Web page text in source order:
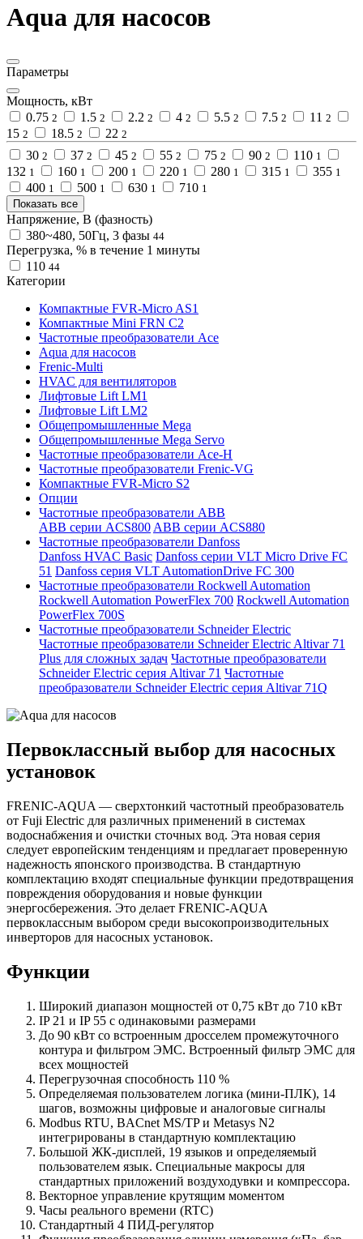
Aqua для насосов
Параметры
Мощность, кВт
0.75 2 1.5 2 2.2 2 4 2 5.5 2 7.5 2 11 2
15 2 18.5 2 22 2
30 2 37 2 45 2 55 2 75 2 90 2 110 1
132 1 160 1 200 1 220 1 280 1 315 1 355 1
400 1 500 1 630 1 710 1
Показать все
Напряжение, В (фазность)
380~480, 50Гц, 3 фазы 44
Перегрузка, % в течение 1 минуты
110 44
Категории
Компактные FVR-Micro AS1
Компактные Mini FRN C2
Частотные преобразователи Ace
Aqua для насосов
Frenic-Multi
HVAC для вентиляторов
Лифтовые Lift LM1
Лифтовые Lift LM2
Общепромышленные Mega
Общепромышленные Mega Servo
Частотные преобразователи Ace-H
Частотные преобразователи Frenic-VG
Компактные FVR-Micro S2
Опции
Частотные преобразователи ABB
ABB серии ACS800 ABB серии ACS880
Частотные преобразователи Danfoss
Danfoss HVAC Basic Danfoss серии VLT Micro Drive FC
51 Danfoss серия VLT AutomationDrive FC 300
Частотные преобразователи Rockwell Automation
Rockwell Automation PowerFlex 700 Rockwell Automation
PowerFlex 700S
Частотные преобразователи Schneider Electric
Частотные преобразователи Schneider Electric Altivar 71
Plus для сложных задач Частотные преобразователи
Schneider Electric серия Altivar 71 Частотные
преобразователи Schneider Electric серия Altivar 71Q
Первоклассный выбор для насосных
установок
FRENIC-AQUA — сверхтонкий частотный преобразователь
от Fuji Electric для различных применений в системах
водоснабжения и очистки сточных вод. Эта новая серия
следует европейским тенденциям и предлагает проверенную
надежность японского производства. В стандартную
комплектацию входят специальные функции предотвращения
повреждения оборудования и новые функции
энергосбережения. Это делает FRENIC-AQUA
первоклассным выбором среди высокопроизводительных
инверторов для насосных установок.
Функции
Широкий диапазон мощностей от 0,75 кВт до 710 кВт
IP 21 и IP 55 с одинаковыми размерами
До 90 кВт со встроенным дросселем промежуточного
контура и фильтром ЭМС. Встроенный фильтр ЭМС для
всех мощностей
Перегрузочная способность 110 %
Определяемая пользователем логика (мини-ПЛК), 14
шагов, возможны цифровые и аналоговые сигналы
Modbus RTU, BACnet MS/TP и Metasys N2
интегрированы в стандартную комплектацию
Большой ЖК-дисплей, 19 языков и определяемый
пользователем язык. Специальные макросы для
стандартных приложений воздуходувки и компрессора.
Векторное управление крутящим моментом
Часы реального времени (RTC)
Стандартный 4 ПИД-регулятор